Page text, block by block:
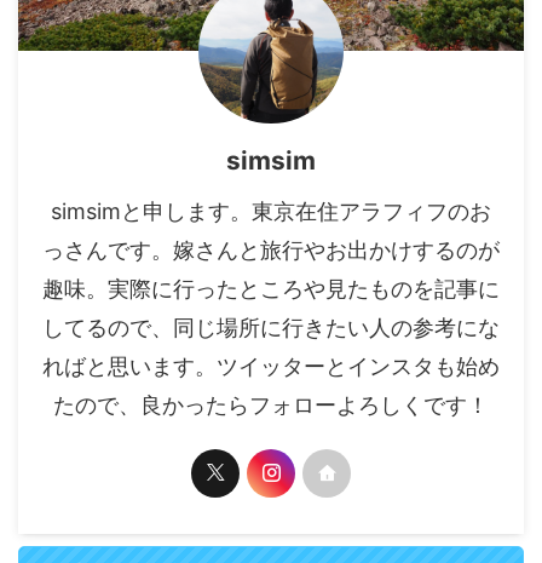
simsim
simsimと申します。東京在住アラフィフのお
っさんです。嫁さんと旅行やお出かけするのが
趣味。実際に行ったところや見たものを記事に
してるので、同じ場所に行きたい人の参考にな
ればと思います。ツイッターとインスタも始め
たので、良かったらフォローよろしくです！